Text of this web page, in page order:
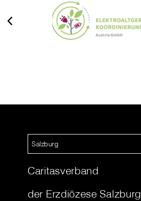
Salzburg
Caritasverband
der Erzdiözese Salzburg